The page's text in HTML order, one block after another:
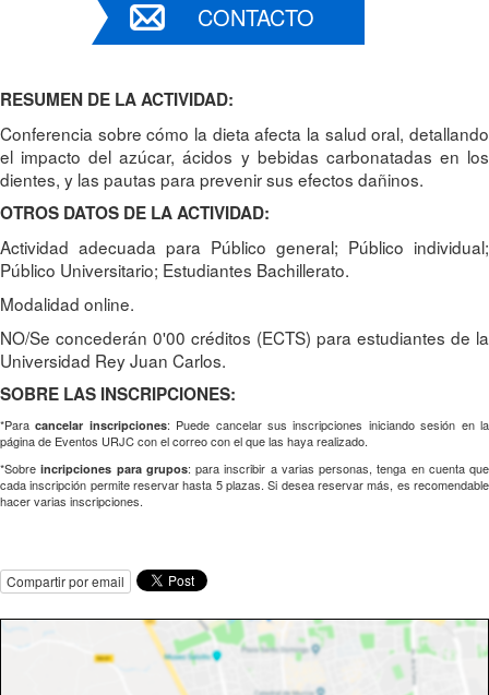
CONTACTO
RESUMEN DE LA ACTIVIDAD:
Conferencia sobre cómo la dieta afecta la salud oral, detallando
el impacto del azúcar, ácidos y bebidas carbonatadas en los
dientes, y las pautas para prevenir sus efectos dañinos.
OTROS DATOS DE LA ACTIVIDAD:
Actividad adecuada para Público general; Público individual;
Público Universitario; Estudiantes Bachillerato.
Modalidad online.
NO/Se concederán 0'00 créditos (ECTS) para estudiantes de la
Universidad Rey Juan Carlos.
SOBRE LAS INSCRIPCIONES:
*Para cancelar inscripciones: Puede cancelar sus inscripciones iniciando sesión en la
página de Eventos URJC con el correo con el que las haya realizado.
*Sobreincripciones para grupos: para inscribir a varias personas, tenga en cuenta que
cada inscripción permite reservar hasta 5 plazas. Si desea reservar más, es recomendable
hacer varias inscripciones.
Compartir por email